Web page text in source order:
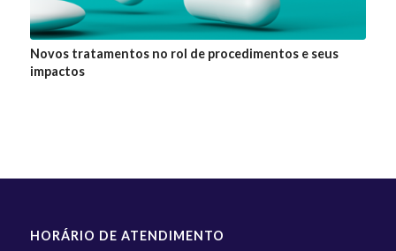
Novos tratamentos no rol de procedimentos e seus
impactos
HORÁRIO DE ATENDIMENTO